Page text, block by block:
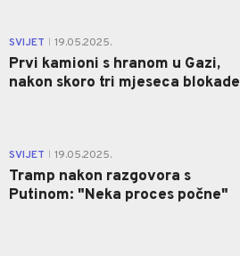
SVIJET 19.05.2025.
Prvi kamioni s hranom u Gazi,
nakon skoro tri mjeseca blokade
SVIJET 19.05.2025.
Tramp nakon razgovora s
Putinom: "Neka proces počne"